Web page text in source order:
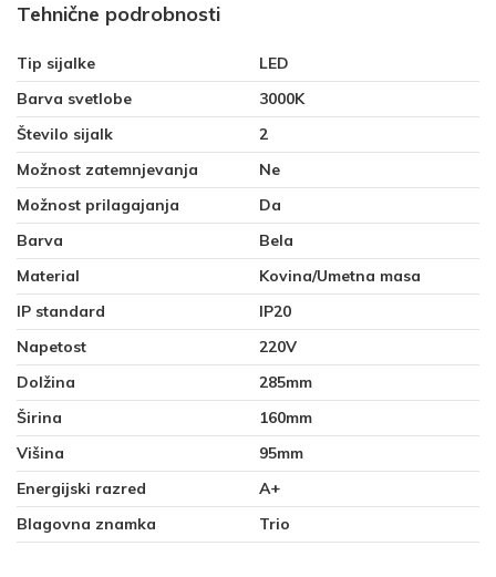
Tehnične podrobnosti
Tip sijalke
LED
Barva svetlobe
3000K
Število sijalk
2
Možnost zatemnjevanja
Ne
Možnost prilagajanja
Da
Barva
Bela
Material
Kovina/Umetna masa
IP standard
IP20
Napetost
220V
Dolžina
285mm
Širina
160mm
Višina
95mm
Energijski razred
A+
Blagovna znamka
Trio